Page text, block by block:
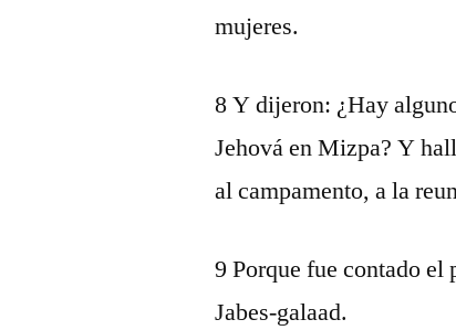
mujeres.
8 Y dijeron: ¿Hay
Jehová en Mizpa? Y
al campamento, a la
9 Porque fue contado
Jabes-galaad.